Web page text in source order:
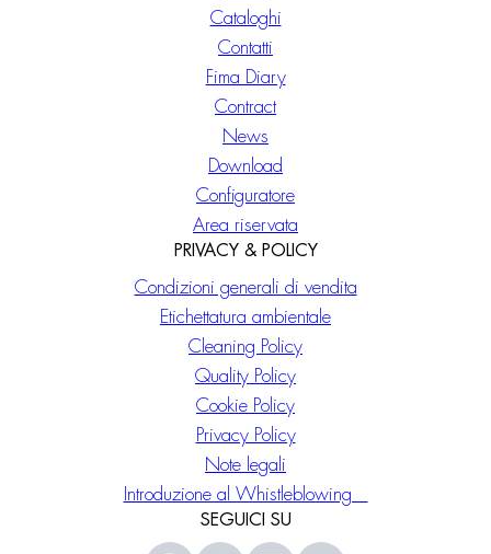
Cataloghi
Contatti
Fima Diary
Contract
News
Download
Configuratore
Area riservata
PRIVACY & POLICY
Condizioni generali di vendita
Etichettatura ambientale
Cleaning Policy
Quality Policy
Cookie Policy
Privacy Policy
Note legali
Introduzione al Whistleblowing
SEGUICI SU